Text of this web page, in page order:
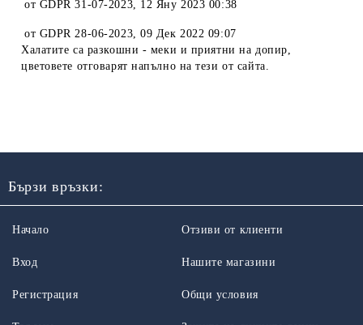
от GDPR 31-07-2023, 12 Яну 2023 00:38
от GDPR 28-06-2023,09 Дек 2022 09:07
Халатите са разкошни - меки и приятни на допир,
цветовете отговарят напълно на тези от сайта.
Бързи връзки:
Начало
Вход
Регистрация
Отзиви от клиенти
Нашите магазини
Общи условия